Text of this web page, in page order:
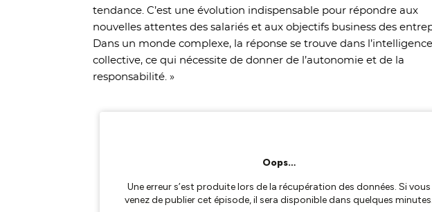
tendance. C’est une évolution indispensable pour répondre aux
nouvelles attentes des salariés et aux objectifs business des
Dans un monde complexe, la réponse se trouve dans l’intelligence
collective, ce qui nécessite de donner de l’autonomie et de la
responsabilité. »